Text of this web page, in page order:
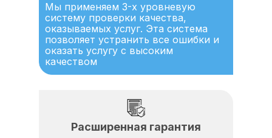
Мы применяем 3-х уровневую
систему проверки качества,
оказываемых услуг. Эта система
позволяет устранить все ошибки и
оказать услугу с высоким
качеством
Расширенная гарантия